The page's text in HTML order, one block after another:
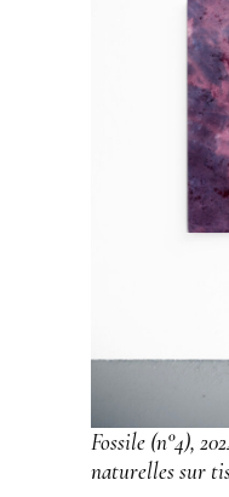
Fossile (n°4),
naturelles sur